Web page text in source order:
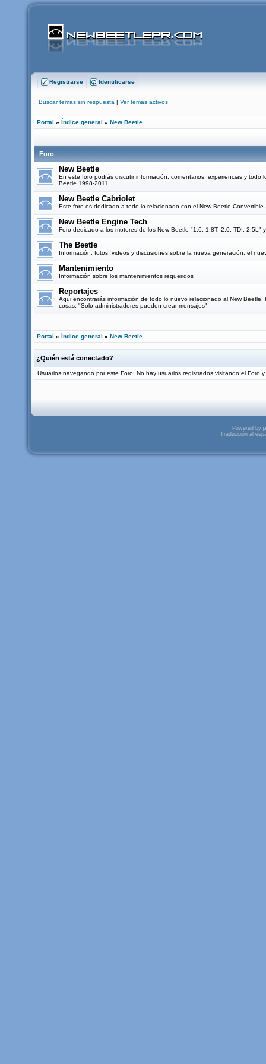
Registrarse Identificarse
Buscar temas sin respuesta | Ver temas activos
Portal » Índice general » New Beetle
Foro
New Beetle
En este foro podrás discutir información, comentarios, experiencias y todo
Beetle 1998-2011.
New Beetle Cabriolet
Este foro es dedicado a todo lo relacionado con el New Beetle Convertible
New Beetle Engine Tech
Foro dedicado a los motores de los New Beetle "1.6, 1.8T, 2.0, TDI, 2.5L"
The Beetle
Información, fotos, videos y discusiones sobre la nueva generación, el
Mantenimiento
Información sobre los mantenimientos requeridos
Reportajes
Aqui encontrarás información de todo lo nuevo relacionado al New Beetle.
cosas. "Solo administradores pueden crear mensajes"
Portal » Índice general » New Beetle
¿Quién está conectado?
Usuarios navegando por este Foro: No hay usuarios registrados visitando el Foro
Powered by
Traducción al